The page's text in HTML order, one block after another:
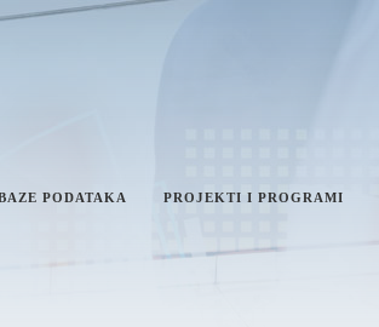
PODATAKA PROJEKTI I PROGRAMI